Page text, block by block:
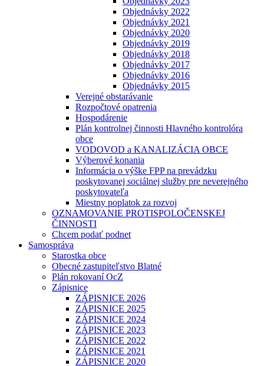
Objednávky 2022
Objednávky 2021
Objednávky 2020
Objednávky 2019
Objednávky 2018
Objednávky 2017
Objednávky 2016
Objednávky 2015
Verejné obstarávanie
Rozpočtové opatrenia
Hospodárenie
Plán kontrolnej činnosti Hlavného kontrolóra
obce
VODOVOD a KANALIZÁCIA OBCE
Výberové konania
Informácia o výške FPP na prevádzku
poskytovanej sociálnej služby pre neverejného
poskytovateľa
Miestny poplatok za rozvoj
OZNAMOVANIE PROTISPOLOČENSKEJ
ČINNOSTI
Chcem podať podnet
Samospráva
Starostka obce
Obecné zastupiteľstvo Blatné
Plán rokovaní OcZ
Zápisnice
ZÁPISNICE 2026
ZÁPISNICE 2025
ZÁPISNICE 2024
ZÁPISNICE 2023
ZÁPISNICE 2022
ZÁPISNICE 2021
ZÁPISNICE 2020